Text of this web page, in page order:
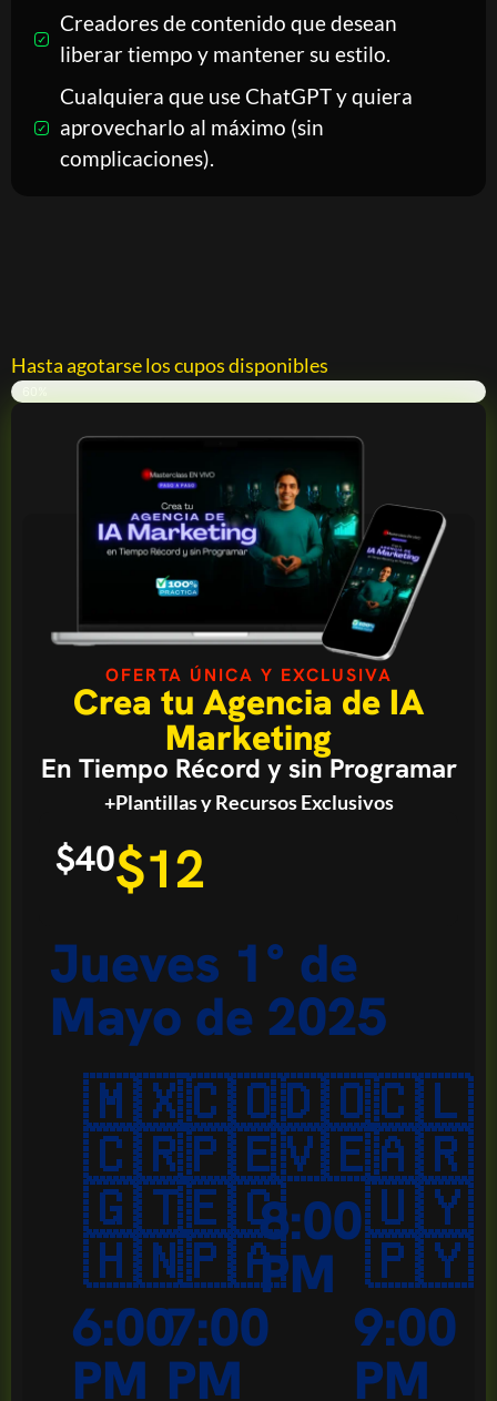
Creadores de contenido que desean
liberar tiempo y mantener su estilo.
Cualquiera que use ChatGPT y quiera
aprovecharlo al máximo (sin
complicaciones).
Hasta agotarse los cupos disponibles
OFERTA ÚNICA Y EXCLUSIVA
Crea tu Agencia de IA
Marketing
En Tiempo Récord y sin Programar
+Plantillas y Recursos Exclusivos
$40$12
Jueves 1° de
Mayo de 2025
🇲🇽
🇨🇷
🇬🇹
🇭🇳
6:00
PM
🇨🇴
🇵🇪
🇪🇨
🇵🇦
7:00
PM
🇩🇴
🇻🇪
8:00
PM
🇨🇱
🇦🇷
🇺🇾
🇵🇾
9:00
PM